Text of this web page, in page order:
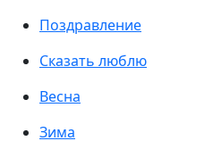
Поздравление
Сказать люблю
Весна
Зима